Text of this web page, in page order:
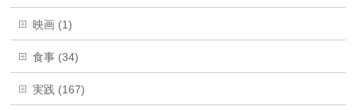
映画 (1)
食事 (34)
実践 (167)